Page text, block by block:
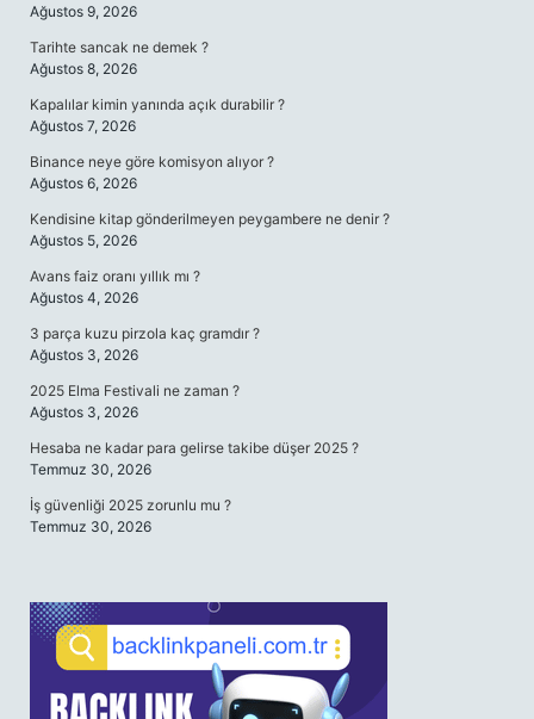
Ağustos 9, 2026
Tarihte sancak ne demek ?
Ağustos 8, 2026
Kapalılar kimin yanında açık durabilir ?
Ağustos 7, 2026
Binance neye göre komisyon alıyor ?
Ağustos 6, 2026
Kendisine kitap gönderilmeyen peygambere ne denir ?
Ağustos 5, 2026
Avans faiz oranı yıllık mı ?
Ağustos 4, 2026
3 parça kuzu pirzola kaç gramdır ?
Ağustos 3, 2026
2025 Elma Festivali ne zaman ?
Ağustos 3, 2026
Hesaba ne kadar para gelirse takibe düşer 2025 ?
Temmuz 30, 2026
İş güvenliği 2025 zorunlu mu ?
Temmuz 30, 2026